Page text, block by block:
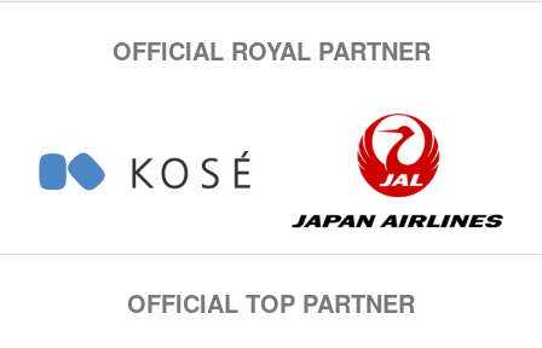
OFFICIAL ROYAL PARTNER
OFFICIAL TOP PARTNER